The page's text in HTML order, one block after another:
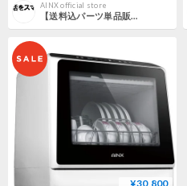
AINX official store
【送料込パーツ単品販売】AINX アイネクス Smart Rice Cooker 炊飯器 専用 内蓋
¥30,800